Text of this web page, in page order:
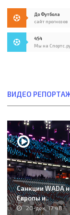
До Футбола
сайт прогнозов
454
Мы на
ВИДЕО
Санкции WADA
Европы и..
20-дек, 17:48